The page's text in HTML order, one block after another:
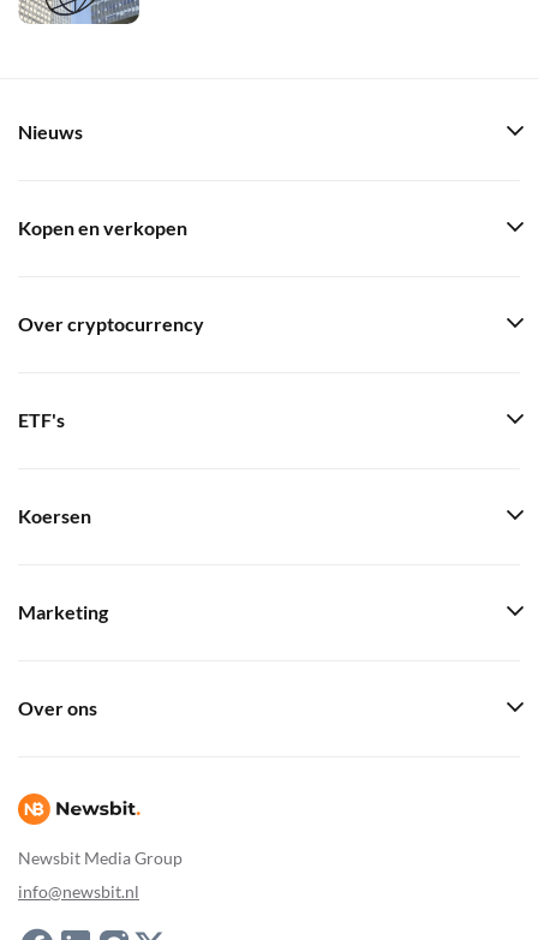
Newsbit Media Group
info@newsbit.nl
Nieuws
Kopen en verkopen
Over cryptocurrency
ETF's
Koersen
Marketing
Over ons